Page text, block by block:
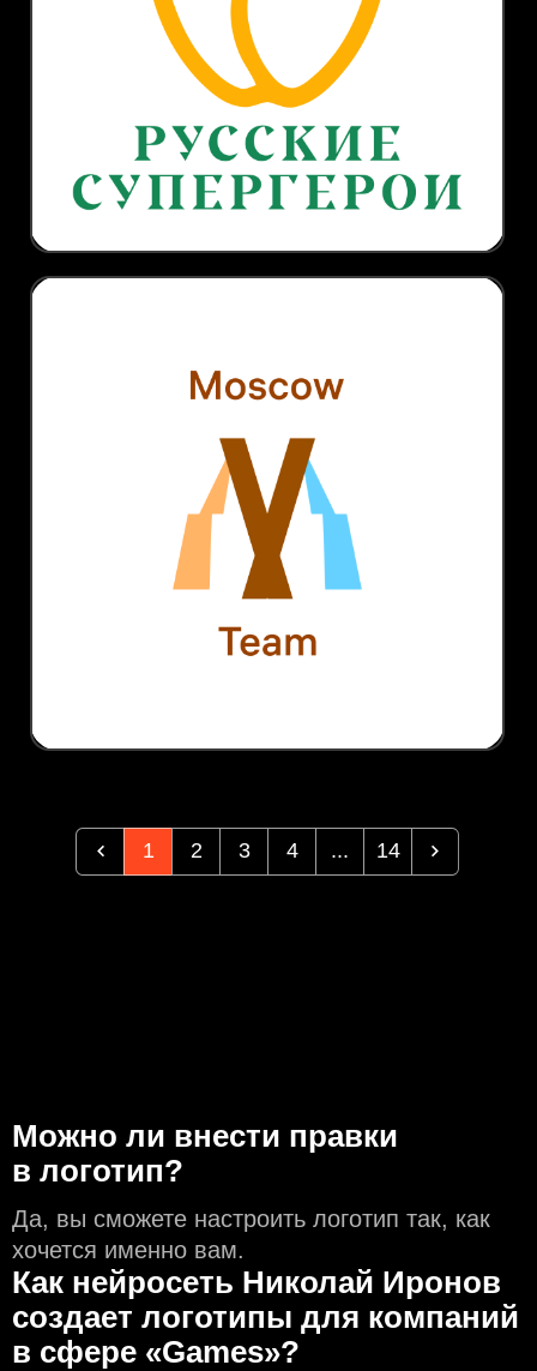
1 2 3 4 ... 14
Можно ли внести правки
в логотип?
Да, вы сможете настроить логотип так, как
хочется именно вам.
Как нейросеть Николай Иронов
создаeт логотипы для компаний
в сфере «Games»?